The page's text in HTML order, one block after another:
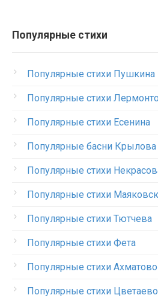
Популярные стихи
Популярные стихи Пушкина
Популярные стихи
Популярные стихи Есенина
Популярные басни Крылова
Популярные стихи
Популярные стихи
Популярные стихи Тютчева
Популярные стихи Фета
Популярные стихи
Популярные стихи